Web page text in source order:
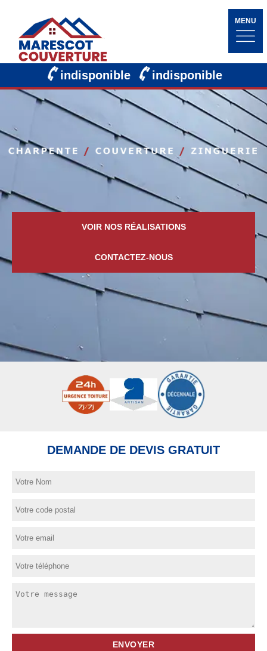
MENU
indisponible indisponible
VOIR NOS RÉALISATIONS
CONTACTEZ-NOUS
DEMANDE DE DEVIS GRATUIT